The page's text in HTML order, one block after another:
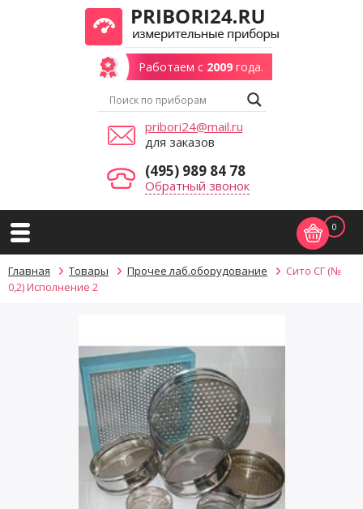
Работаем с 2009года.
pribori24@mail.ru
для заказов
(495) 989 84 78
Обратный звонок
0
Главная Товары Прочее лаб.оборудование
Сито СГ (№
0,2) Исполнение 2